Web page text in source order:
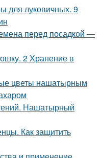
для луковичных. 9
перед посадкой —
2 Хранение в
цветы нашатырным
Нашатырный
Как защитить